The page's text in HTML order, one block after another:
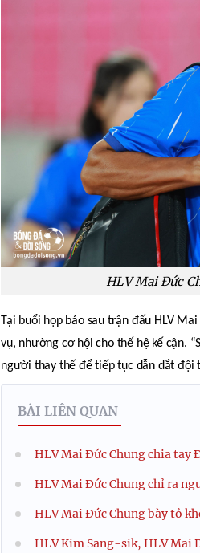
HLV Mai Đức
Tại buổi họp báo sau trận đấu HLV
vụ, nhường cơ hội cho thế hệ kế cận.
người thay thế để tiếp tục dẫn dắt đội
BÀI LIÊN QUAN
HLV Mai Đức Chung chia tay
HLV Mai Đức Chung chỉ ra
HLV Mai Đức Chung bày tỏ
HLV Kim Sang-sik, HLV Mai